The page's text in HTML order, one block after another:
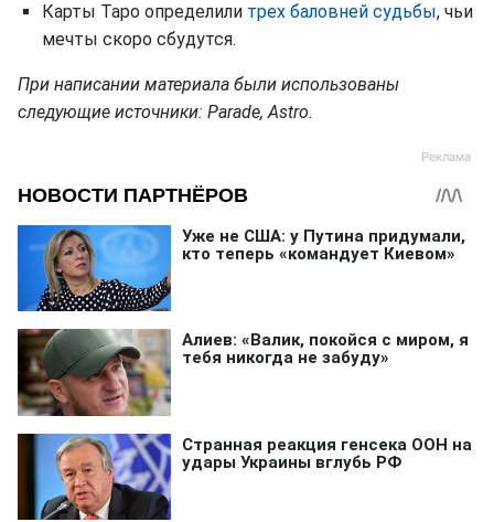
Карты Таро определили трех баловней судьбы, чьи
мечты скоро сбудутся.
При написании материала были использованы
следующие источники: Parade, Astro.